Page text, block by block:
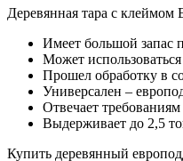
Деревянная тара с клеймом
Имеет большой запас
Может
Прошел обработку в
Универсален –
Отвечает
Выдерживает до 2,5
Купить деревянный